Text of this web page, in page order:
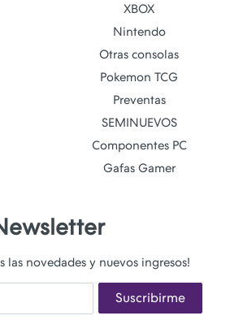
XBOX
Nintendo
Otras consolas
Pokemon TCG
Preventas
SEMINUEVOS
Componentes PC
Gafas Gamer
las novedades y nuevos ingresos!
Suscribirme